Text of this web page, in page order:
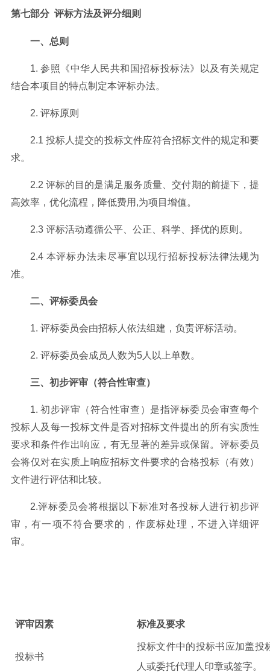
第七部分 评标方法及评分细则
一、总则
1. 参照《中华人民共和国招标投标法》以及有关规定
结合本项目的特点制定本评标办法。
2. 评标原则
2.1 投标人提交的投标文件应符合招标文件的规定和要
求。
2.2 评标的目的是满足服务质量、交付期的前提下，提
高效率，优化流程，降低费用,为项目增值。
2.3 评标活动遵循公平、公正、科学、择优的原则。
2.4 本评标办法未尽事宜以现行招标投标法律法规为
准。
二、评标委员会
1. 评标委员会由招标人依法组建，负责评标活动。
2. 评标委员会成员人数为5人以上单数。
三、初步评审（符合性审查）
1. 初步评审（符合性审查）是指评标委员会审查每个
投标人及每一投标文件是否对招标文件提出的所有实质性
要求和条件作出响应，有无显著的差异或保留。评标委员
会将仅对在实质上响应招标文件要求的合格投标（有效）
文件进行评估和比较。
2.评标委员会将根据以下标准对各投标人进行初步评
审，有一项不符合要求的，作废标处理，不进入详细评
审。
评审因素 标准及要求
投标书
投标文件中的投标书应加盖投
人 或委托代理人 印章或签字。